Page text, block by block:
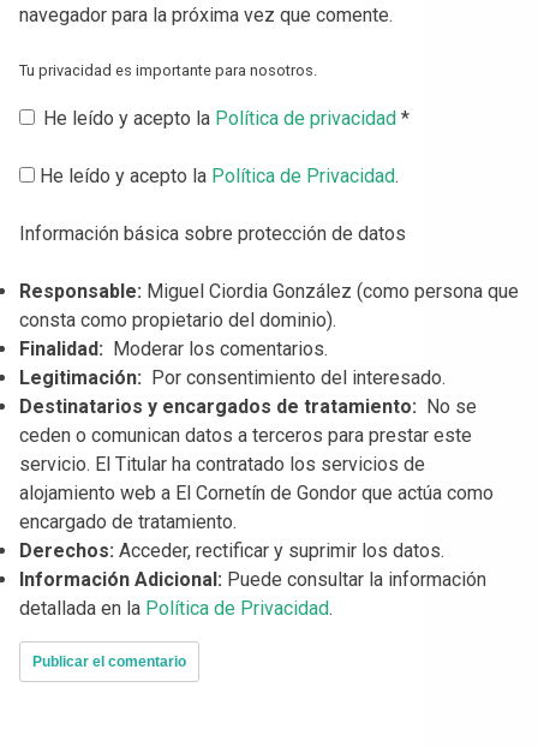
navegador para la próxima vez que comente.
Tu privacidad es importante para nosotros.
He leído y acepto la Política de privacidad *
He leído y acepto la Política de Privacidad.
Información básica sobre protección de datos
Responsable: Miguel Ciordia González (como persona que
consta como propietario del dominio).
Finalidad: Moderar los comentarios.
Legitimación: Por consentimiento del interesado.
Destinatarios y encargados de tratamiento: No se
ceden o comunican datos a terceros para prestar este
servicio. El Titular ha contratado los servicios de
alojamiento web a El Cornetín de Gondor que actúa como
encargado de tratamiento.
Derechos: Acceder, rectificar y suprimir los datos.
Información Adicional: Puede consultar la información
detallada en la Política de Privacidad.